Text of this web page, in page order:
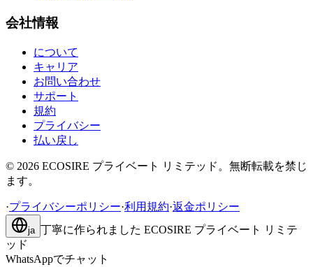
会社情報
について
キャリア
お問い合わせ
サポート
規約
プライバシー
払い戻し
© 2026 ECOSIRE プライベート リミテッド。無断転載を禁じ
ます。
·プライバシーポリシー·利用規約·返金ポリシー
ja 丁寧に作られました ECOSIRE プライベート リミテ
ッド
WhatsAppでチャット